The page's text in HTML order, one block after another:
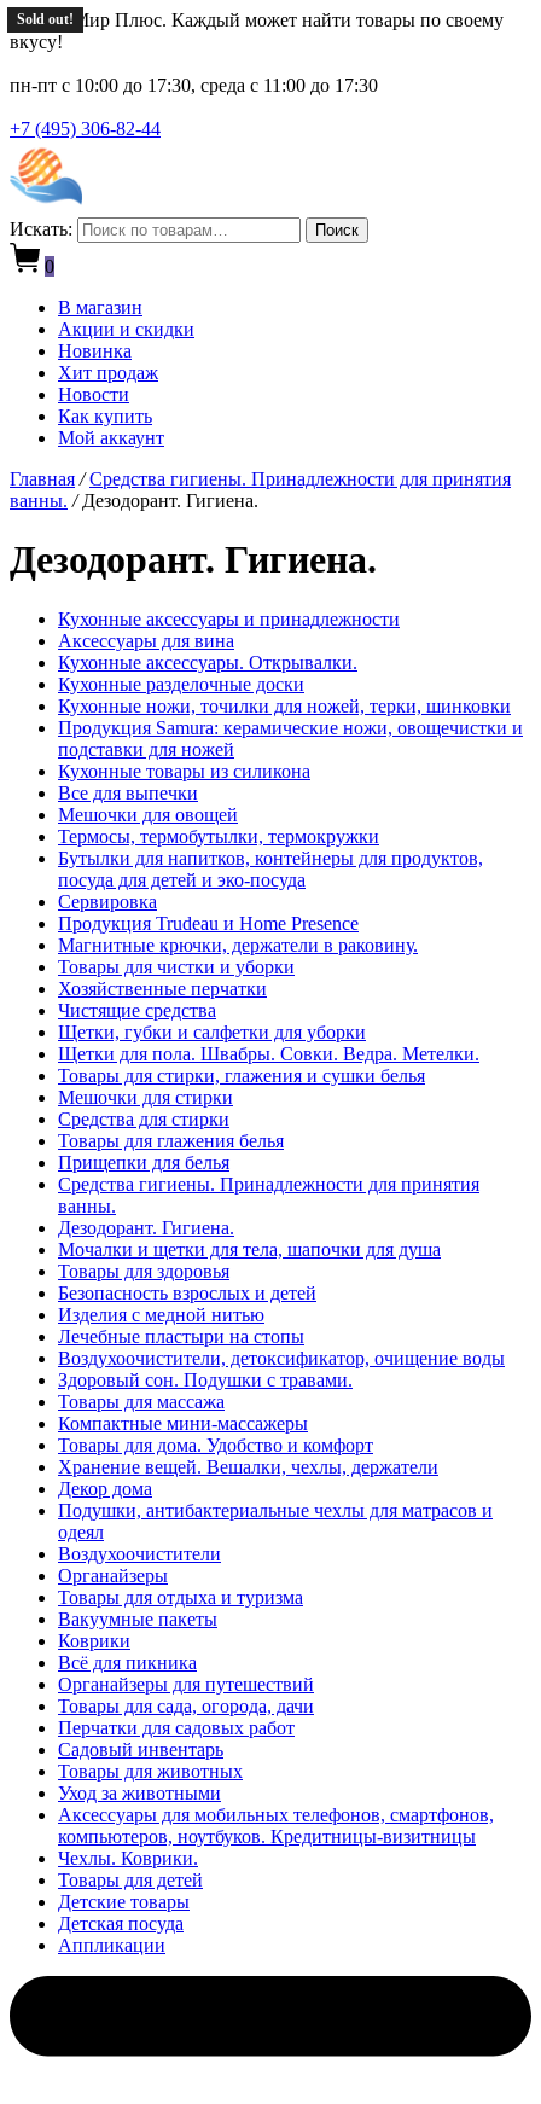
Новый Мир Плюс. Каждый может найти товары по своему
вкусу!
пн-пт с 10:00 до 17:30, среда с 11:00 до 17:30
+7 (495) 306-82-44
Искать: Поиск
0
В магазин
Акции и скидки
Новинка
Хит продаж
Новости
Как купить
Мой аккаунт
Главная / Средства гигиены. Принадлежности для принятия
ванны. /Дезодорант. Гигиена.
Дезодорант. Гигиена.
Кухонные аксессуары и принадлежности
Аксессуары для вина
Кухонные аксессуары. Открывалки.
Кухонные разделочные доски
Кухонные ножи, точилки для ножей, терки, шинковки
Продукция Samura: керамические ножи, овощечистки и
подставки для ножей
Кухонные товары из силикона
Все для выпечки
Мешочки для овощей
Термосы, термобутылки, термокружки
Бутылки для напитков, контейнеры для продуктов,
посуда для детей и эко-посуда
Сервировка
Продукция Trudeau и Home Presence
Магнитные крючки, держатели в раковину.
Товары для чистки и уборки
Хозяйственные перчатки
Чистящие средства
Щетки, губки и салфетки для уборки
Щетки для пола. Швабры. Совки. Ведра. Метелки.
Товары для стирки, глажения и сушки белья
Мешочки для стирки
Средства для стирки
Товары для глажения белья
Прищепки для белья
Средства гигиены. Принадлежности для принятия
ванны.
Дезодорант. Гигиена.
Мочалки и щетки для тела, шапочки для душа
Товары для здоровья
Безопасность взрослых и детей
Изделия с медной нитью
Лечебные пластыри на стопы
Воздухоочистители, детоксификатор, очищение воды
Здоровый сон. Подушки с травами.
Товары для массажа
Компактные мини-массажеры
Товары для дома. Удобство и комфорт
Хранение вещей. Вешалки, чехлы, держатели
Декор дома
Подушки, антибактериальные чехлы для матрасов и
одеял
Воздухоочистители
Органайзеры
Товары для отдыха и туризма
Вакуумные пакеты
Коврики
Всё для пикника
Органайзеры для путешествий
Товары для сада, огорода, дачи
Перчатки для садовых работ
Садовый инвентарь
Товары для животных
Уход за животными
Аксессуары для мобильных телефонов, смартфонов,
компьютеров, ноутбуков. Кредитницы-визитницы
Чехлы. Коврики.
Товары для детей
Детские товары
Детская посуда
Аппликации
Sold out!
Sold out!